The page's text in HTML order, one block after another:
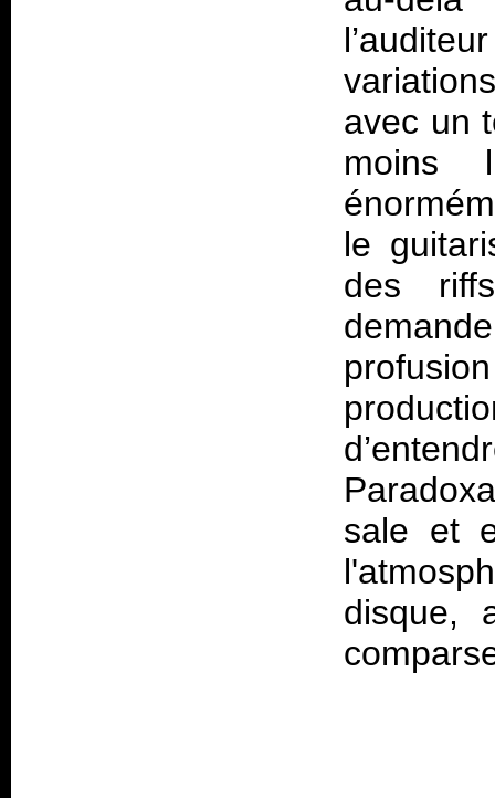
avec un
moins
le
des
sale et
disque,